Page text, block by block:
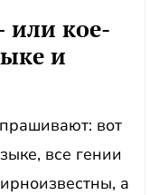
или кое-
и
вот
все гении
а